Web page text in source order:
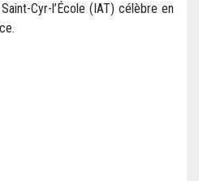
Cyr-l’École (IAT) célèbre en